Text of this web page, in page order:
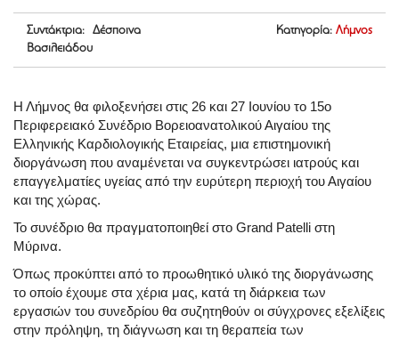
Συντάκτρια: Δέσποινα
Βασιλειάδου
Κατηγορία: Λήμνος
Η Λήμνος θα φιλοξενήσει στις 26 και 27 Ιουνίου το 15ο
Περιφερειακό Συνέδριο Βορειοανατολικού Αιγαίου της
Ελληνικής Καρδιολογικής Εταιρείας, μια επιστημονική
διοργάνωση που αναμένεται να συγκεντρώσει ιατρούς και
επαγγελματίες υγείας από την ευρύτερη περιοχή του Αιγαίου
και της χώρας.
Το συνέδριο θα πραγματοποιηθεί στο Grand Patelli στη
Μύρινα.
Όπως προκύπτει από το προωθητικό υλικό της διοργάνωσης
το οποίο έχουμε στα χέρια μας, κατά τη διάρκεια των
εργασιών του συνεδρίου θα συζητηθούν οι σύγχρονες εξελίξεις
στην πρόληψη, τη διάγνωση και τη θεραπεία των